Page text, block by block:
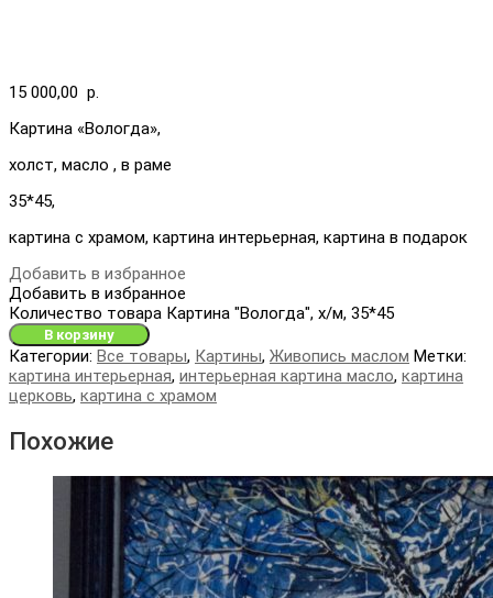
15 000,00 р.
Картина «Вологда»,
холст, масло , в раме
35*45,
картина с храмом, картина интерьерная, картина в подарок
Добавить в избранное
Добавить в избранное
Количество товара Картина "Вологда", х/м, 35*45
В корзину
Категории: Все товары, Картины, Живопись маслом Метки:
картина интерьерная, интерьерная картина масло, картина
церковь, картина с храмом
Похожие